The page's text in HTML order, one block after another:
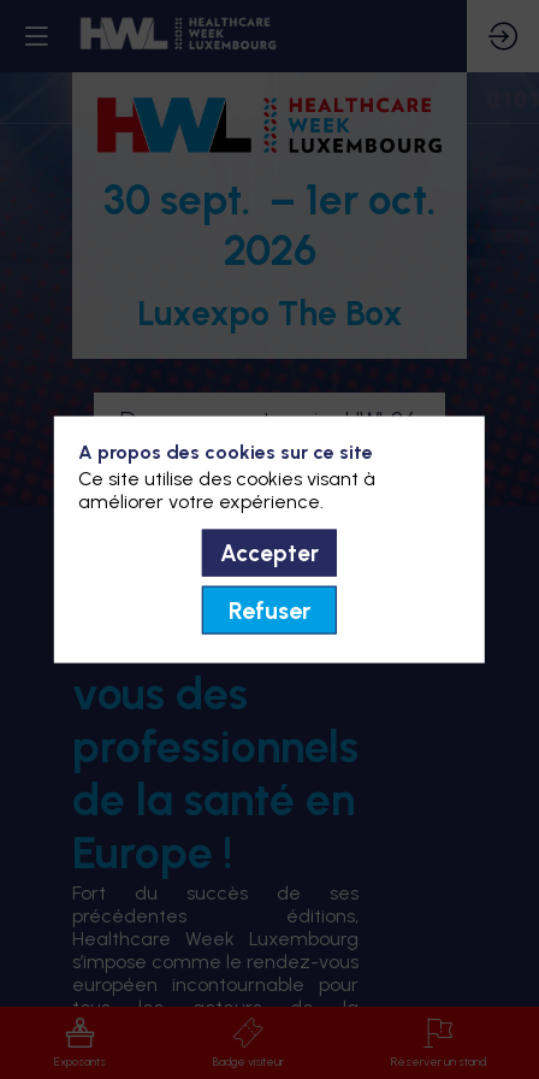
30 sept. – 1er oct.
2026
Luxexpo The Box
Devenez partenaire HWL26
Je m'inscris à HWL26
BIENVENUE À HWL26
le rendez-
vous des
professionnels
de la santé en
Europe !
Fort du succès de ses
précédentes éditions,
Healthcare Week Luxembourg
s’impose comme le rendez-vous
européen incontournable pour
tous les acteurs de la
transformation du système de
santé.
Exposants Badge visiteur Réserver un stand
A propos des cookies sur ce site
Ce site utilise des cookies visant à
améliorer votre expérience.
Accepter
Refuser